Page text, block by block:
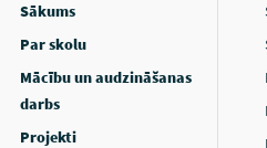
Sākums
Par skolu
Mācību un audzināšanas
darbs
Projekti